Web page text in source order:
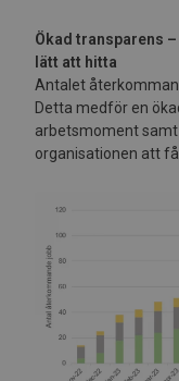
Ökad transparens
lätt att hitta
Antalet
Detta medför en
arbetsmoment
organisationen att